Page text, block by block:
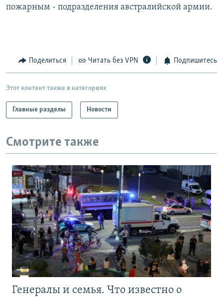
СОЦИАЛЬНЫЕ СЕТИ
Все сайты РСЕ/РС
пожарным - подразделения австралийской армии.
Поделиться Читать без VPN Подпишитесь
Этот контент также в категориях
Главные разделы Новости
Смотрите также
Генералы и семья. Что известно о